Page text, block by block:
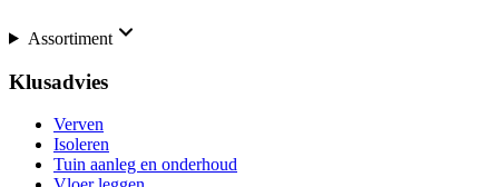
Assortiment
Klusadvies
Verven
Isoleren
Tuin aanleg en onderhoud